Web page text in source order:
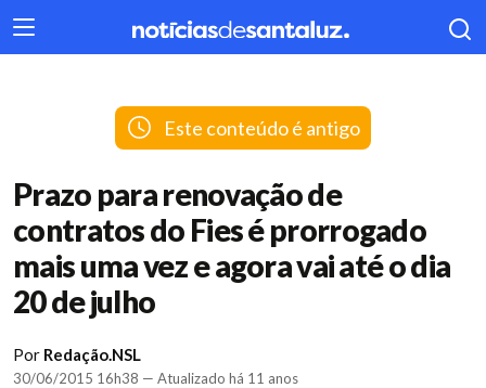
404
Este conteúdo é antigo
Prazo para renovação de
contratos do Fies é prorrogado
mais uma vez e agora vai até o dia
20 de julho
Por Redação.NSL
30/06/2015 16h38 — Atualizado há 11 anos